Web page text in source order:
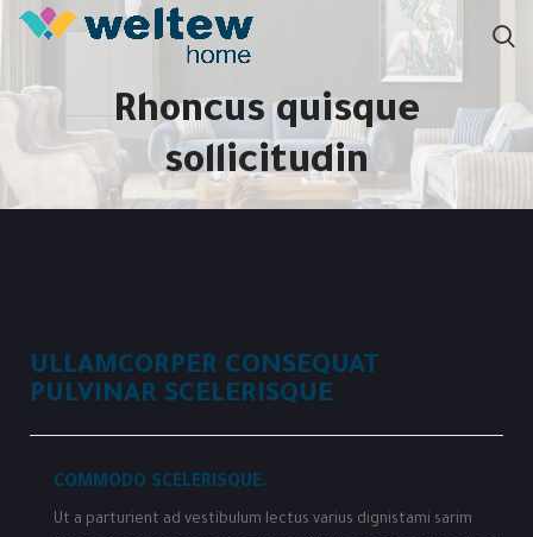
Rhoncus quisque
sollicitudin
ULLAMCORPER CONSEQUAT
PULVINAR SCELERISQUE
COMMODO SCELERISQUE.
Ut a parturient ad vestibulum lectus varius dignistami sarim